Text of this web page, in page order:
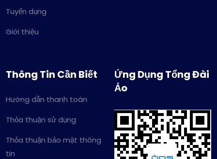
Tuyển dụng
Giới thiệu
Thông Tin Cần Biết
Hướng dẫn thanh toán
Thỏa thuận sử dụng
Thỏa thuận bảo mật thông
tin
Ứng Dụng Tổng Đài
Ảo